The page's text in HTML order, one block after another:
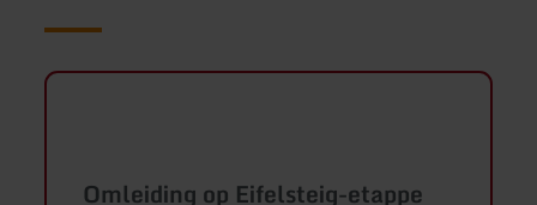
Omleiding op Eifelsteig-etappe